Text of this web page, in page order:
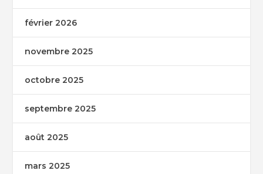
février 2026
novembre 2025
octobre 2025
septembre 2025
août 2025
mars 2025